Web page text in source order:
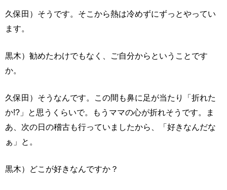
久保田）そうです。そこから熱は冷めずにずっとやってい
ます。
黒木）勧めたわけでもなく、ご自分からということです
か。
久保田）そうなんです。この間も鼻に足が当たり「折れた
か!?」と思うくらいで。もうママの心が折れそうです。ま
あ、次の日の稽古も行っていましたから、「好きなんだな
ぁ」と。
黒木）どこが好きなんですか？